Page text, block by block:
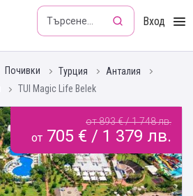
да пътуваш Вход
Почивки Турция
Анталия
TUI Magic Life Belek
от 893 € / 1 748 лв.
от 705 € / 1 379 лв.